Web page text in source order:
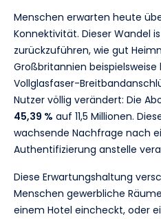
Menschen erwarten heute
Konnektivität. Dieser Wandel
zurückzuführen, wie gut
Großbritannien
Vollglasfaser-
Nutzer völlig verändert: Die
45,39 % auf 11,5 Millionen.
wachsende Nachfrage nach
Authentifizierung anstelle
Diese Erwartungshaltung
Menschen gewerbliche
einem Hotel eincheckt, oder